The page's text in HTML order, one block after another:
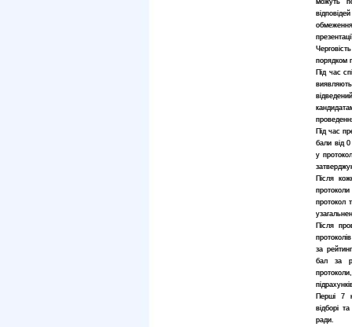
можуть
порядком
Під час
Під час
бали від
у
Після
протокол
Після
за
бал за
Перші 7
відборі
ради.